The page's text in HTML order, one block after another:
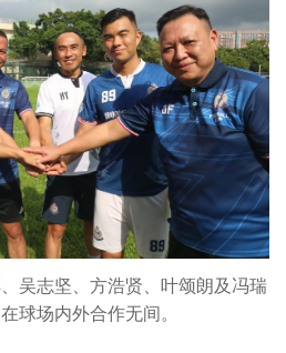
吴志坚、方浩贤、叶颂朗及冯瑞
球场内外合作无间。